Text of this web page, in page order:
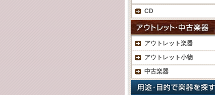
CD
アウトレット楽器
アウトレット小物
中古楽器